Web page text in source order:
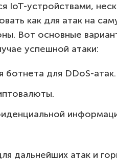
IoT-устройствами,
как для атак на
Вот основные
успешной атаки:
ботнета для DDoS-атак.
дальнейших атак и